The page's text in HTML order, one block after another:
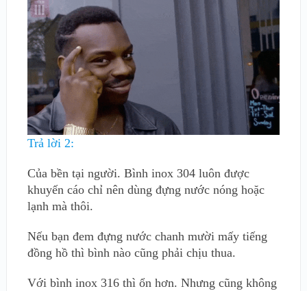
Trả lời 2:
Của bền tại người. Bình inox 304 luôn được
khuyến cáo chỉ nên dùng đựng nước nóng hoặc
lạnh mà thôi.
Nếu bạn đem đựng nước chanh mười mấy tiếng
đồng hồ thì bình nào cũng phải chịu thua.
Với bình inox 316 thì ổn hơn. Nhưng cũng không